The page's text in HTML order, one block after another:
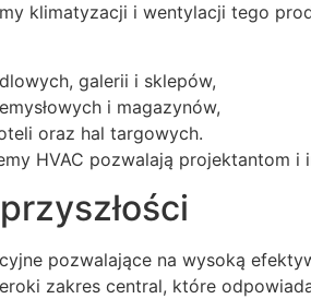
klimatyzacji i wentylacji tego
galerii i sklepów,
i magazynów,
oraz hal targowych.
HVAC pozwalają projektantom
pozwalające na wysoką
zakres central, które